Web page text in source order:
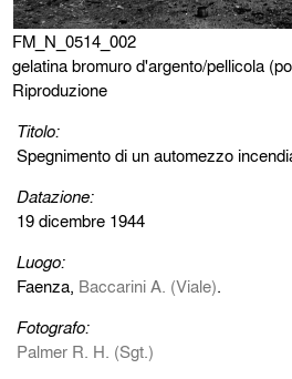
FM_N_0514_002
gelatina bromuro d'argento/pellicola
Riproduzione
Titolo:
Spegnimento di un automezzo
Datazione:
19 dicembre 1944
Luogo:
Faenza, Baccarini A. (Viale).
Fotografo:
Palmer R. H. (Sgt.)